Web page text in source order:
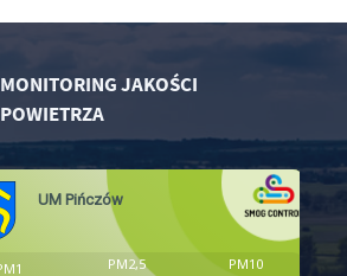
MONITORING JAKOŚCI
POWIETRZA